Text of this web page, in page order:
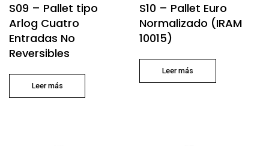
S09 – Pallet tipo
Arlog Cuatro
Entradas No
Reversibles
Leer más
S10 – Pallet Euro
Normalizado (IRAM
10015)
Leer más